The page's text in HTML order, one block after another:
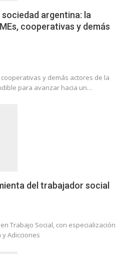
argentina: la
cooperativas y demás
y demás actores de la
para avanzar hacia un…
del trabajador social
Trabajo Social, con especialización
y Adicciones